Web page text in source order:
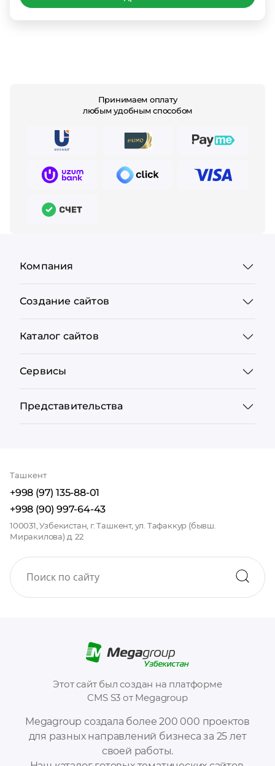
Принимаем оплату
любым удобным способом
Megagroup создала более 200 000 проектов
для разных направлений бизнеса за 25 лет
своей работы.
Этот сайт был создан на платформе
CMS S3 от Megagroup
Компания
Создание сайтов
Каталог сайтов
Сервисы
Представительства
Ташкент
+998 (97) 135-88-01
+998 (90) 997-64-43
100031, Узбекистан, г. Ташкент, ул. Тафаккур (бывш.
Миракилова) д. 22